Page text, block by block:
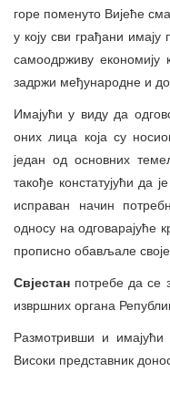
горе поменуто Вијеће
у коју сви грађани
самоодрживу економију
задржи међународне и
Имајући у виду да
оних лица која су
један од основних
такође констатујући да
исправан начин
односу на одговарајуће
прописно обављале
Свјестан потребе да се
извршних органа
Размотривши и
Високи представник